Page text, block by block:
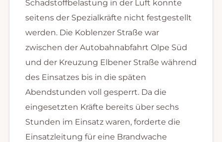
Schadstoffbelastung in der Luft konnte
seitens der Spezialkräfte nicht festgestellt
werden. Die Koblenzer Straße war
zwischen der Autobahnabfahrt Olpe Süd
und der Kreuzung Elbener Straße während
des Einsatzes bis in die späten
Abendstunden voll gesperrt. Da die
eingesetzten Kräfte bereits über sechs
Stunden im Einsatz waren, forderte die
Einsatzleitung für eine Brandwache